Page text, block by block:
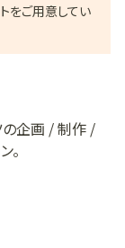
をご用意してい
の企画 / 制作 /
。